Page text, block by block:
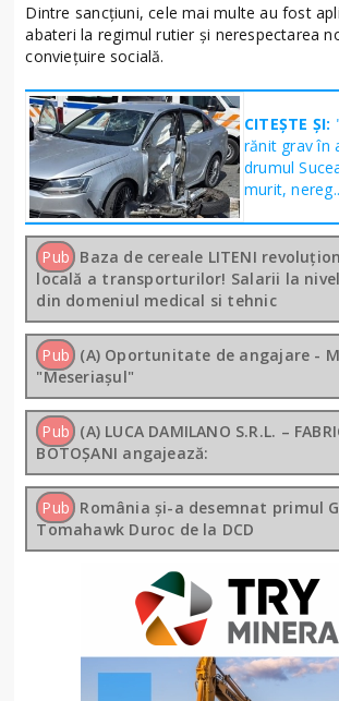
Dintre sancțiuni, cele mai multe au fost
abateri la regimul rutier și nerespectarea
conviețuire socială.
CITEȘTE ȘI:
rănit grav în
drumul
murit,
Pub Baza de cereale LITENI
locală a transporturilor! Salarii la
din domeniul medical si tehnic
Pub (A) Oportunitate de angajare -
"Meseriașul"
Pub (A) LUCA DAMILANO S.R.L. –
BOTOȘANI angajează:
Pub România și-a desemnat primul
Tomahawk Duroc de la DCD